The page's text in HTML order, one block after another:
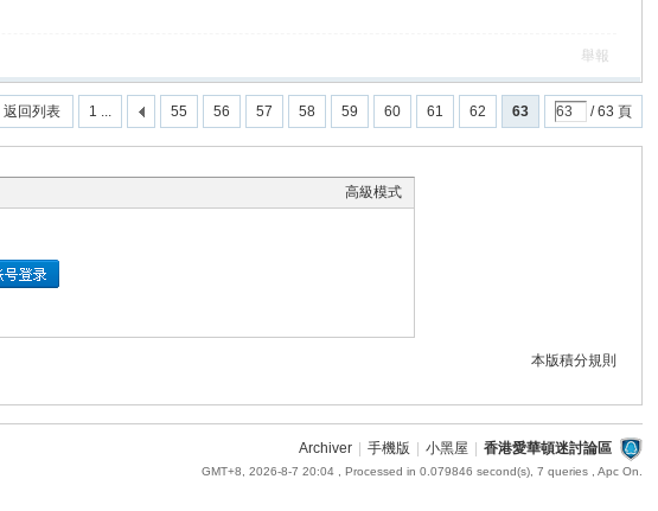
舉報
1 ... 55 56 57 58 59 60 61 62 63 / 63 頁
返回列表
高級模式
本版積分規則
Archiver 手機版 小黑屋 香港愛華頓迷討論區
GMT+8, 2026-8-7 20:04, Processed in 0.079846 second(s), 7 queries , Apc On.